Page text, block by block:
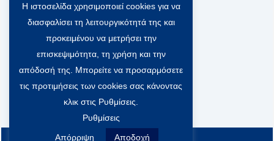
F
a
o
k
T
w
i
t
t
e
r
-
x
c
L
i
n
k
e
d
i
n
Y
o
u
t
u
b
e
Viber Community:
Η ιστοσελίδα χρησιμοποιεί cookies για να
διασφαλίσει τη λειτουργικότητά της και
προκειμένου να μετρήσει την
επισκεψιμότητα, τη χρήση και την
απόδοσή της. Μπορείτε να προσαρμόσετε
τις προτιμήσεις των cookies σας κάνοντας
κλικ στις Ρυθμίσεις.
Ρυθμίσεις
Απόρριψη Αποδοχή